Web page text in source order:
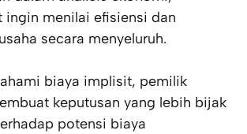
ingin menilai efisiensi dan
usaha secara menyeluruh.
biaya implisit, pemilik
keputusan yang lebih bijak
potensi biaya